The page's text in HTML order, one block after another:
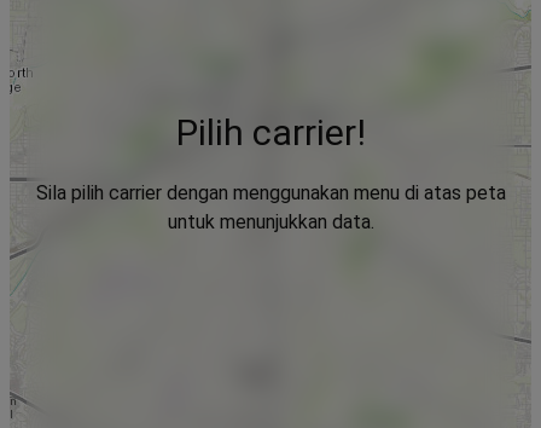
Pilih carrier!
Sila pilih carrier dengan menggunakan menu di atas peta
untuk menunjukkan data.